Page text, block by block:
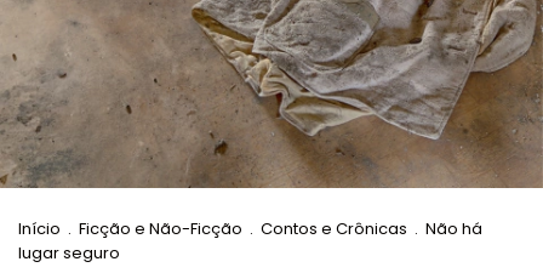
Início . Ficção e Não-Ficção . Contos e Crônicas . Não há
lugar seguro